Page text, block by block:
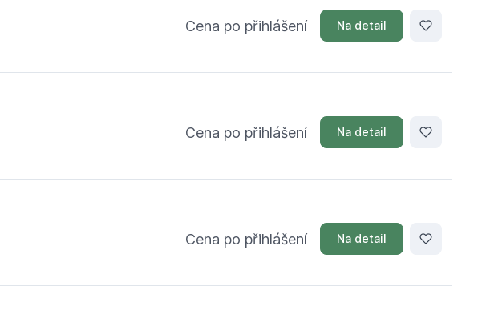
Cena po přihlášení Na detail
Cena po přihlášení Na detail
Cena po přihlášení Na detail